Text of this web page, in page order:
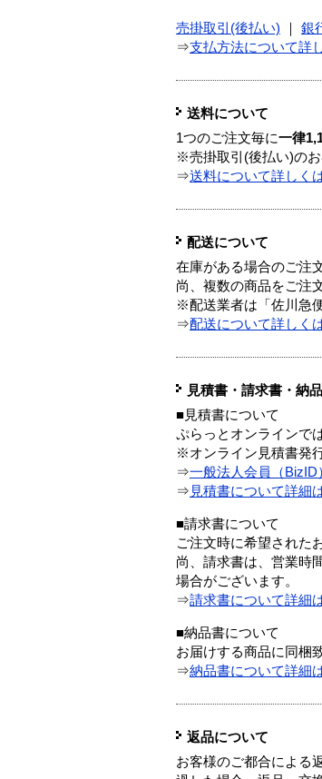
売掛取引(後払い) 銀
⇒支払方法について詳
送料について
1つのご注文毎に一律
※売掛取引(後払い)のお
⇒送料について詳しく
配送について
在庫がある場合のご注
尚、複数の商品をご注
※配送業者は「佐川急
⇒配送について詳しく
見積書・請求書・納
■見積書について
ぷらっとオンラインで
※オンライン見積書発
⇒一般法人会員（BizID
⇒ 見積書について詳細
■請求書について
ご注文時に希望された
尚、請求書は、営業時
場合がございます。
⇒請求書について詳細
■納品書について
お届けする商品に同梱
⇒納品書について詳細
返品について
お客様のご都合による